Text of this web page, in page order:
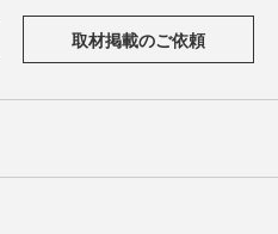
取材掲載のご依頼